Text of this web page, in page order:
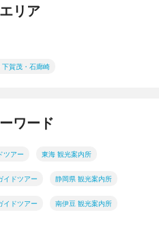
リア
賀茂・石廊崎
ワード
ツアー 東海 観光案内所
イドツアー 静岡県 観光案内所
イドツアー 南伊豆 観光案内所